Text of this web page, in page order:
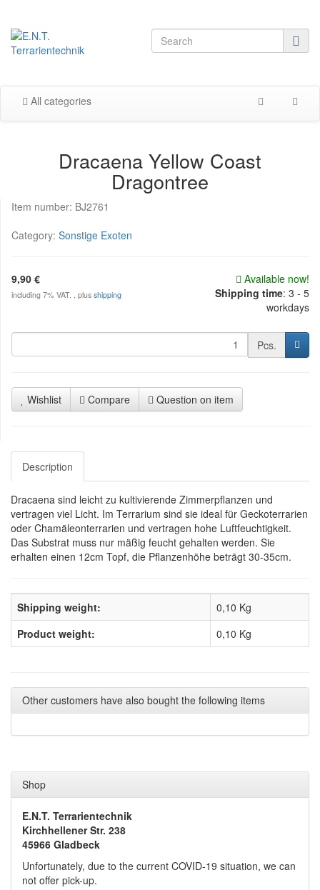
All categories
Dracaena Yellow Coast
Dragontree
Item number: BJ2761
Category: Sonstige Exoten
9,90 €
including 7% VAT. , plus shipping
Available now!
Shipping time: 3 - 5
workdays
Pcs.
Wishlist Compare Question on item
Description
Dracaena sind leicht zu kultivierende Zimmerpflanzen und
vertragen viel Licht. Im Terrarium sind sie ideal für Geckoterrarien
oder Chamäleonterrarien und vertragen hohe Luftfeuchtigkeit.
Das Substrat muss nur mäßig feucht gehalten werden. Sie
erhalten einen 12cm Topf, die Pflanzenhöhe beträgt 30-35cm.
Shipping weight:
0,10 Kg
Product weight:
0,10 Kg
Other customers have also bought the following items
Shop
E.N.T. Terrarientechnik
Kirchhellener Str. 238
45966 Gladbeck
Unfortunately, due to the current COVID-19 situation, we can
not offer pick-up.